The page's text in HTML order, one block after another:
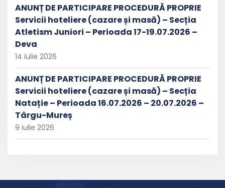
ANUNȚ DE PARTICIPARE PROCEDURĂ PROPRIE
Servicii hoteliere (cazare și masă) – Secția
Atletism Juniori – Perioada 17-19.07.2026 –
Deva
14 iulie 2026
ANUNȚ DE PARTICIPARE PROCEDURĂ PROPRIE
Servicii hoteliere (cazare și masă) – Secția
Natație – Perioada 16.07.2026 – 20.07.2026 –
Târgu-Mureș
9 iulie 2026